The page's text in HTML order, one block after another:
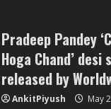
के
पसंदीदा
भजन
को
धीरू
यादव
और
केशव
Pradeep Pandey
Hoga Chand’ desi
released by
AnkitPiyush May